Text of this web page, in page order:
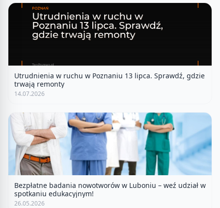
Utrudnienia w ruchu w Poznaniu 13 lipca. Sprawdź, gdzie
trwają remonty
14.07.2026
Bezpłatne badania nowotworów w Luboniu – weź udział w
spotkaniu edukacyjnym!
26.05.2026